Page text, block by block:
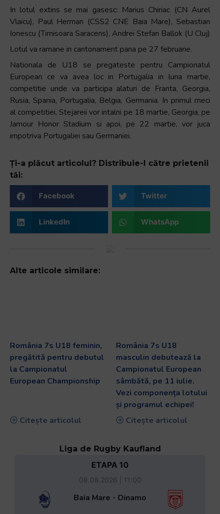
In lotul extins se mai gasesc: Marius Chiriac (CN Aurel
Vlaicu), Paul Herman (CSS2 CNE Baia Mare), Sebastian
Ionescu (Timisoara Saracens), Andrei Stefan Ballok (U Cluj)
Lotul va ramane in cantonament pana pe 27 februarie.
Nationala de U18 se pregateste pentru Campionatul
European ce va avea loc in Portugalia in luna martie,
competitie unde va participa alaturi de Franta, Georgia,
Rusia, Spania, Portugalia, Belgia, Germania. In primul meci
al competitiei, Stejareii vor intalni pe 18 martie, Georgia, pe
Jamour Honor Stadium si apoi, pe 22 martie, vor juca
impotriva Portugaliei sau Germaniei.
Ți-a plăcut articolul? Distribuie-l către prietenii
tăi:
Facebook Twitter
LinkedIn WhatsApp
Alte articole similare:
România 7s U18 feminin,
pregătită pentru debutul
la Campionatul
European Championship
Citește articolul
România 7s U18
masculin debutează la
Campionatul European
sâmbătă, pe 11 iulie.
Vezi componența lotului
și programul echipei!
Citește articolul
Liga de Rugby Kaufland
ETAPA 10
08.08.2026 | 11:00
Baia Mare - Dinamo